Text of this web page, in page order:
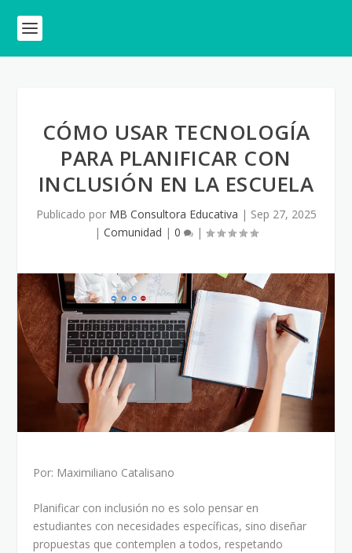
CÓMO USAR TECNOLOGÍA
PARA PLANIFICAR CON
INCLUSIÓN EN LA ESCUELA
Publicado por MB Consultora Educativa | Sep 27, 2025
| Comunidad | 0 |
Por: Maximiliano Catalisano
Planificar con inclusión no es solo pensar en
estudiantes con necesidades específicas, sino diseñar
propuestas que contemplen a todos, respetando